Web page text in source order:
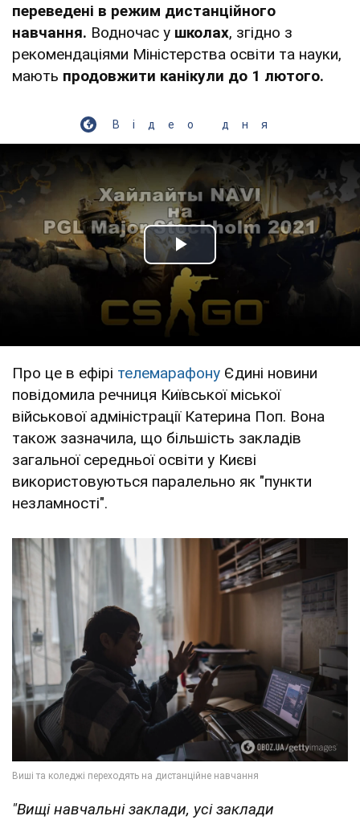
переведені в режим дистанційного
навчання. Водночас у школах, згідно з
рекомендаціями Міністерства освіти та науки,
мають продовжити канікули до 1 лютого.
Відео дня
Play Video
Про це в ефірі телемарафону Єдині новини
повідомила речниця Київської міської
військової адміністрації Катерина Поп. Вона
також зазначила, що більшість закладів
загальної середньої освіти у Києві
використовуються паралельно як "пункти
незламності".
"Вищі навчальні заклади, усі заклади